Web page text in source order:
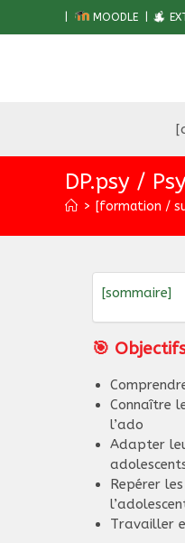
MOODLE
DP.psy /
> [formation /
[sommaire]
🎯
Connaître
l’ado
Adapter
Repérer
Travailler